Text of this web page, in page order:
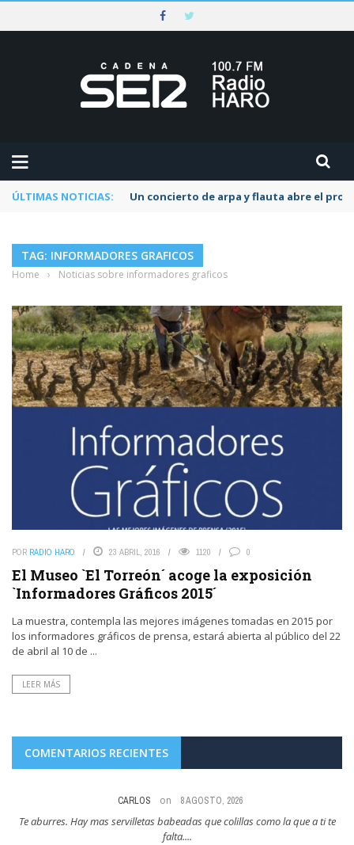
ÚLTIMAS NOTICIAS: Un concierto de arpa y flauta abre el
TAG: INFORMADORES GRAFICOS
Home › Noticias sobre informadores graficos
POR RADIO HARO 23 ABRIL, 2016 1120 0
El Museo `El Torreón´ acoge la exposición
`Informadores Gráficos 2015´
La muestra, contempla las mejores imágenes tomadas en 2015 por
los informadores gráficos de prensa, estará abierta al público del 22
de abril al 10 de ...
LEER MÁS
COMENTARIOS RECIENTES
CARLOS on 8 AGOSTO, 2026
Te aburres. Hay mas servilletas babeadas que colillas como la que a ti te
falta....